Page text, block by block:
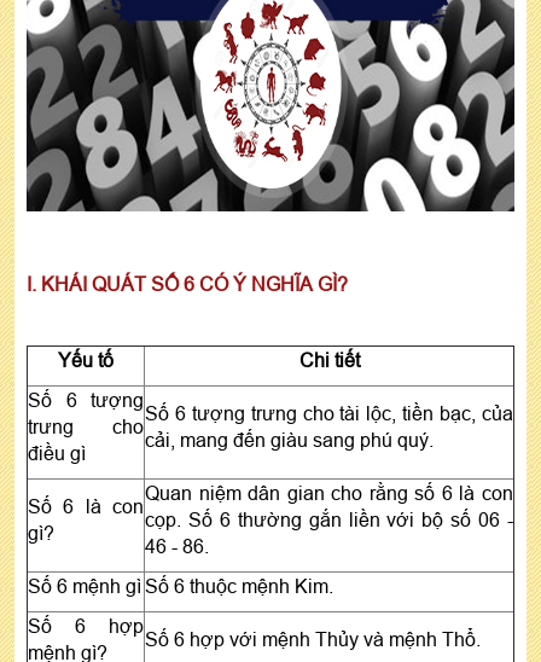
I. KHÁI QUÁT SỐ 6 CÓ Ý NGHĨA GÌ?
Yếu tố
Chi tiết
Số 6 tượng
trưng cho
điều gì
Số 6 tượng trưng cho tài lộc, tiền bạc, của
cải, mang đến giàu sang phú quý.
Số 6 là con
gì?
Quan niệm dân gian cho rằng số 6 là con
cọp. Số 6 thường gắn liền với bộ số 06 -
46 - 86.
Số 6 mệnh gì Số 6 thuộc mệnh Kim.
Số 6 hợp
mệnh gì?
Số 6 hợp với mệnh Thủy và mệnh Thổ.